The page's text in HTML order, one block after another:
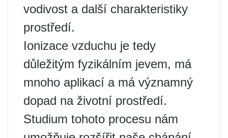
vodivost a další charakteristiky
prostředí.
Ionizace vzduchu je tedy
důležitým fyzikálním jevem, má
mnoho aplikací a má významný
dopad na životní prostředí.
Studium tohoto procesu nám